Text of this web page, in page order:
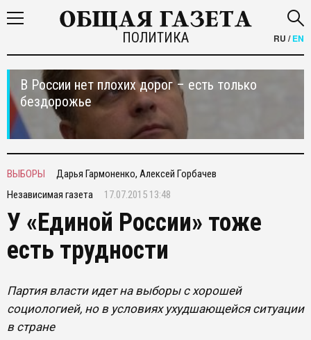
ПОЛИТИКА RU /EN
В России нет плохих дорог – есть только
бездорожье
ВЫБОРЫ
Дарья Гармоненко, Алексей Горбачев
Независимая газета
17.07.2015 13:48
У «Единой России» тоже
есть трудности
Партия власти идет на выборы с хорошей
социологией, но в условиях ухудшающейся ситуации
в стране